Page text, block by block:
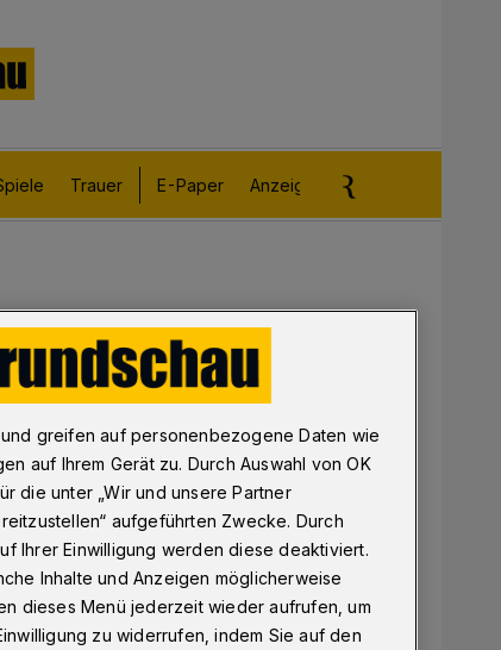
Trauer E-Paper Anzeigen aufgeben
greifen auf personenbezogene Daten wie
auf Ihrem Gerät zu. Durch Auswahl von OK
die unter „Wir und unsere Partner
aufgeführten Zwecke. Durch
Ihrer Einwilligung werden diese deaktiviert.
Inhalte und Anzeigen möglicherweise
dieses Menü jederzeit wieder aufrufen, um
zu widerrufen, indem Sie auf den